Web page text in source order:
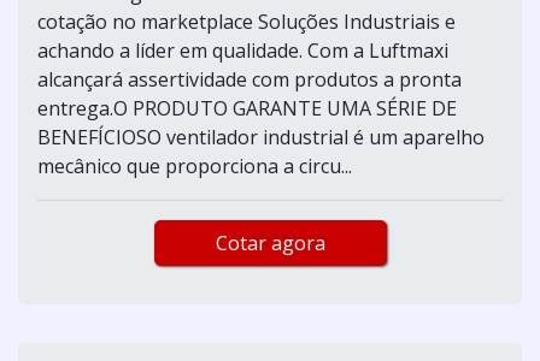
cotação no marketplace Soluções Industriais e
achando a líder em qualidade. Com a Luftmaxi
alcançará assertividade com produtos a pronta
entrega.O PRODUTO GARANTE UMA SÉRIE DE
BENEFÍCIOSO ventilador industrial é um aparelho
mecânico que proporciona a circu...
Cotar agora